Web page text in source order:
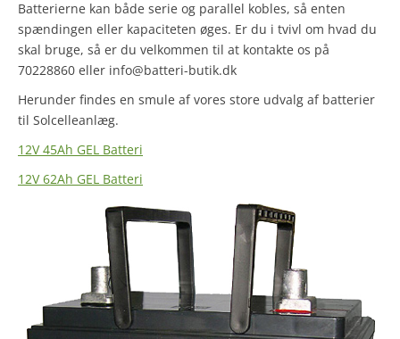
Batterierne kan både serie og parallel kobles, så enten
spændingen eller kapaciteten øges. Er du i tvivl om hvad du
skal bruge, så er du velkommen til at kontakte os på
70228860 eller info@batteri-butik.dk
Herunder findes en smule af vores store udvalg af batterier
til Solcelleanlæg.
12V 45Ah GEL Batteri
12V 62Ah GEL Batteri